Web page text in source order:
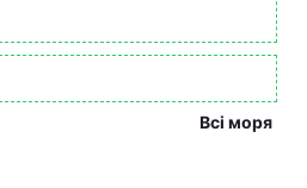
Всі моря